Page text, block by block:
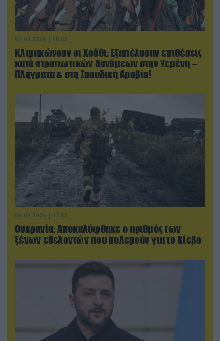
07.08.2026 | 08:02
Κλιμακώνουν οι Χούθι: Eξαπέλυσαν επιθέσεις
κατά στρατιωτικών δυνάμεων στην Υεμένη –
Πλήγματα & στη Σαουδική Αραβία!
06.08.2026 | 17:02
Ουκρανία: Αποκαλύφθηκε ο αριθμός των
ξένων εθελοντών που πολεμούν για το Κίεβο